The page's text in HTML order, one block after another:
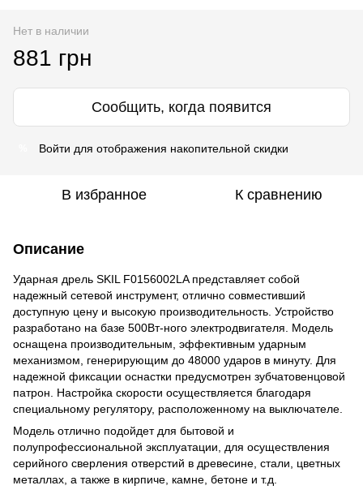
Нет в наличии
881 грн
Сообщить, когда появится
Войти для отображения накопительной скидки
В избранное К сравнению
Описание
Ударная дрель SKIL F0156002LA представляет собой
надежный сетевой инструмент, отлично совместивший
доступную цену и высокую производительность. Устройство
разработано на базе 500Вт-ного электродвигателя. Модель
оснащена производительным, эффективным ударным
механизмом, генерирующим до 48000 ударов в минуту. Для
надежной фиксации оснастки предусмотрен зубчатовенцовой
патрон. Настройка скорости осуществляется благодаря
специальному регулятору, расположенному на выключателе.
Модель отлично подойдет для бытовой и
полупрофессиональной эксплуатации, для осуществления
серийного сверления отверстий в древесине, стали, цветных
металлах, а также в кирпиче, камне, бетоне и т.д.